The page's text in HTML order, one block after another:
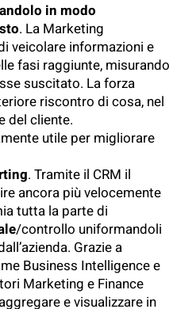
in modo
. La Marketing
veicolare informazioni e
fasi raggiunte, misurando
suscitato. La forza
riscontro di cosa, nel
del cliente.
utile per migliorare
. Tramite il CRM il
ancora più velocemente
tutta la parte di
/controllo uniformandoli
Grazie a
Business Intelligence e
Marketing e Finance
e visualizzare in